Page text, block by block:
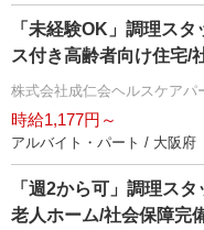
「未経験OK」調理ス
ス付き高齢者向け住宅/
株式会社成仁会ヘルスケアパ
時給1,177円～
アルバイト・パート / 大阪府
「週2から可」調理ス
老人ホーム/社会保障完